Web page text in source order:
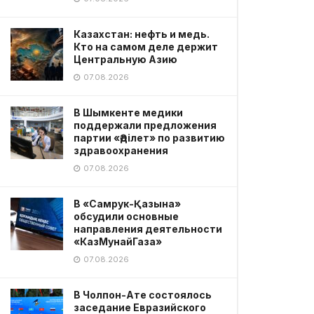
Казахстан: нефть и медь.
Кто на самом деле держит
Центральную Азию
07.08.2026
В Шымкенте медики
поддержали предложения
партии «Әділет» по развитию
здравоохранения
07.08.2026
В «Самрук-Қазына»
обсудили основные
направления деятельности
«КазМунайГаза»
07.08.2026
В Чолпон-Ате состоялось
заседание Евразийского